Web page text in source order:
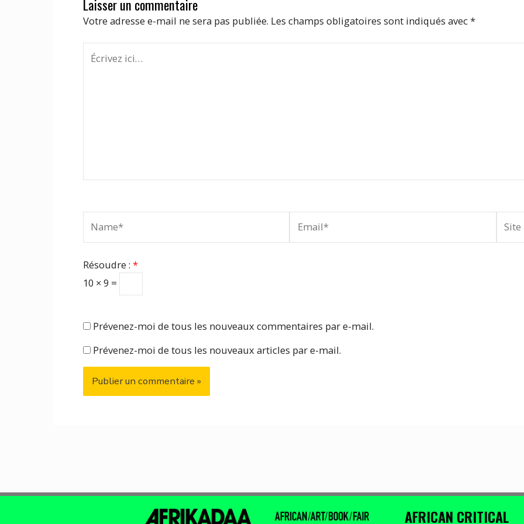
Laisser un commentaire
Votre adresse e-mail ne sera pas publiée. Les champs obligatoires sont indiqués avec*
Écrivez
ici…
Résoudre : *
10 × 9 =
Prévenez-moi de tous les nouveaux commentaires par e-mail.
Prévenez-moi de tous les nouveaux articles par e-mail.
AFRICAN CRITICAL